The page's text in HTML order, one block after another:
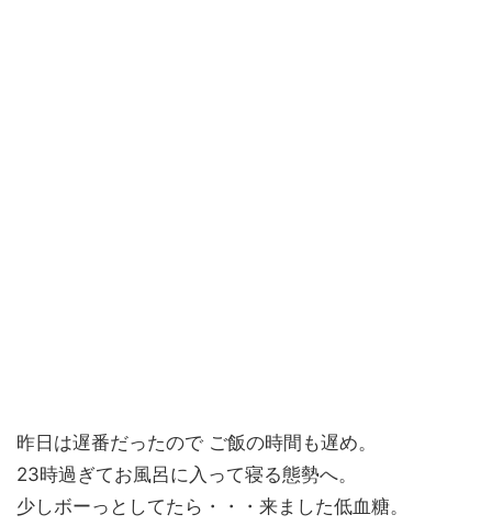
昨日は遅番だったので ご飯の時間も遅め。
23時過ぎてお風呂に入って寝る態勢へ。
少しボーっとしてたら・・・来ました低血糖。